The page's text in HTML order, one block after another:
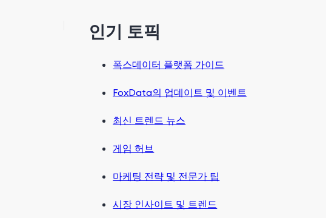
인기 토픽
폭스데이터 플랫폼 가이드
FoxData의 업데이트 및 이벤트
최신 트렌드 뉴스
게임 허브
마케팅 전략 및 전문가 팁
시장 인사이트 및 트렌드